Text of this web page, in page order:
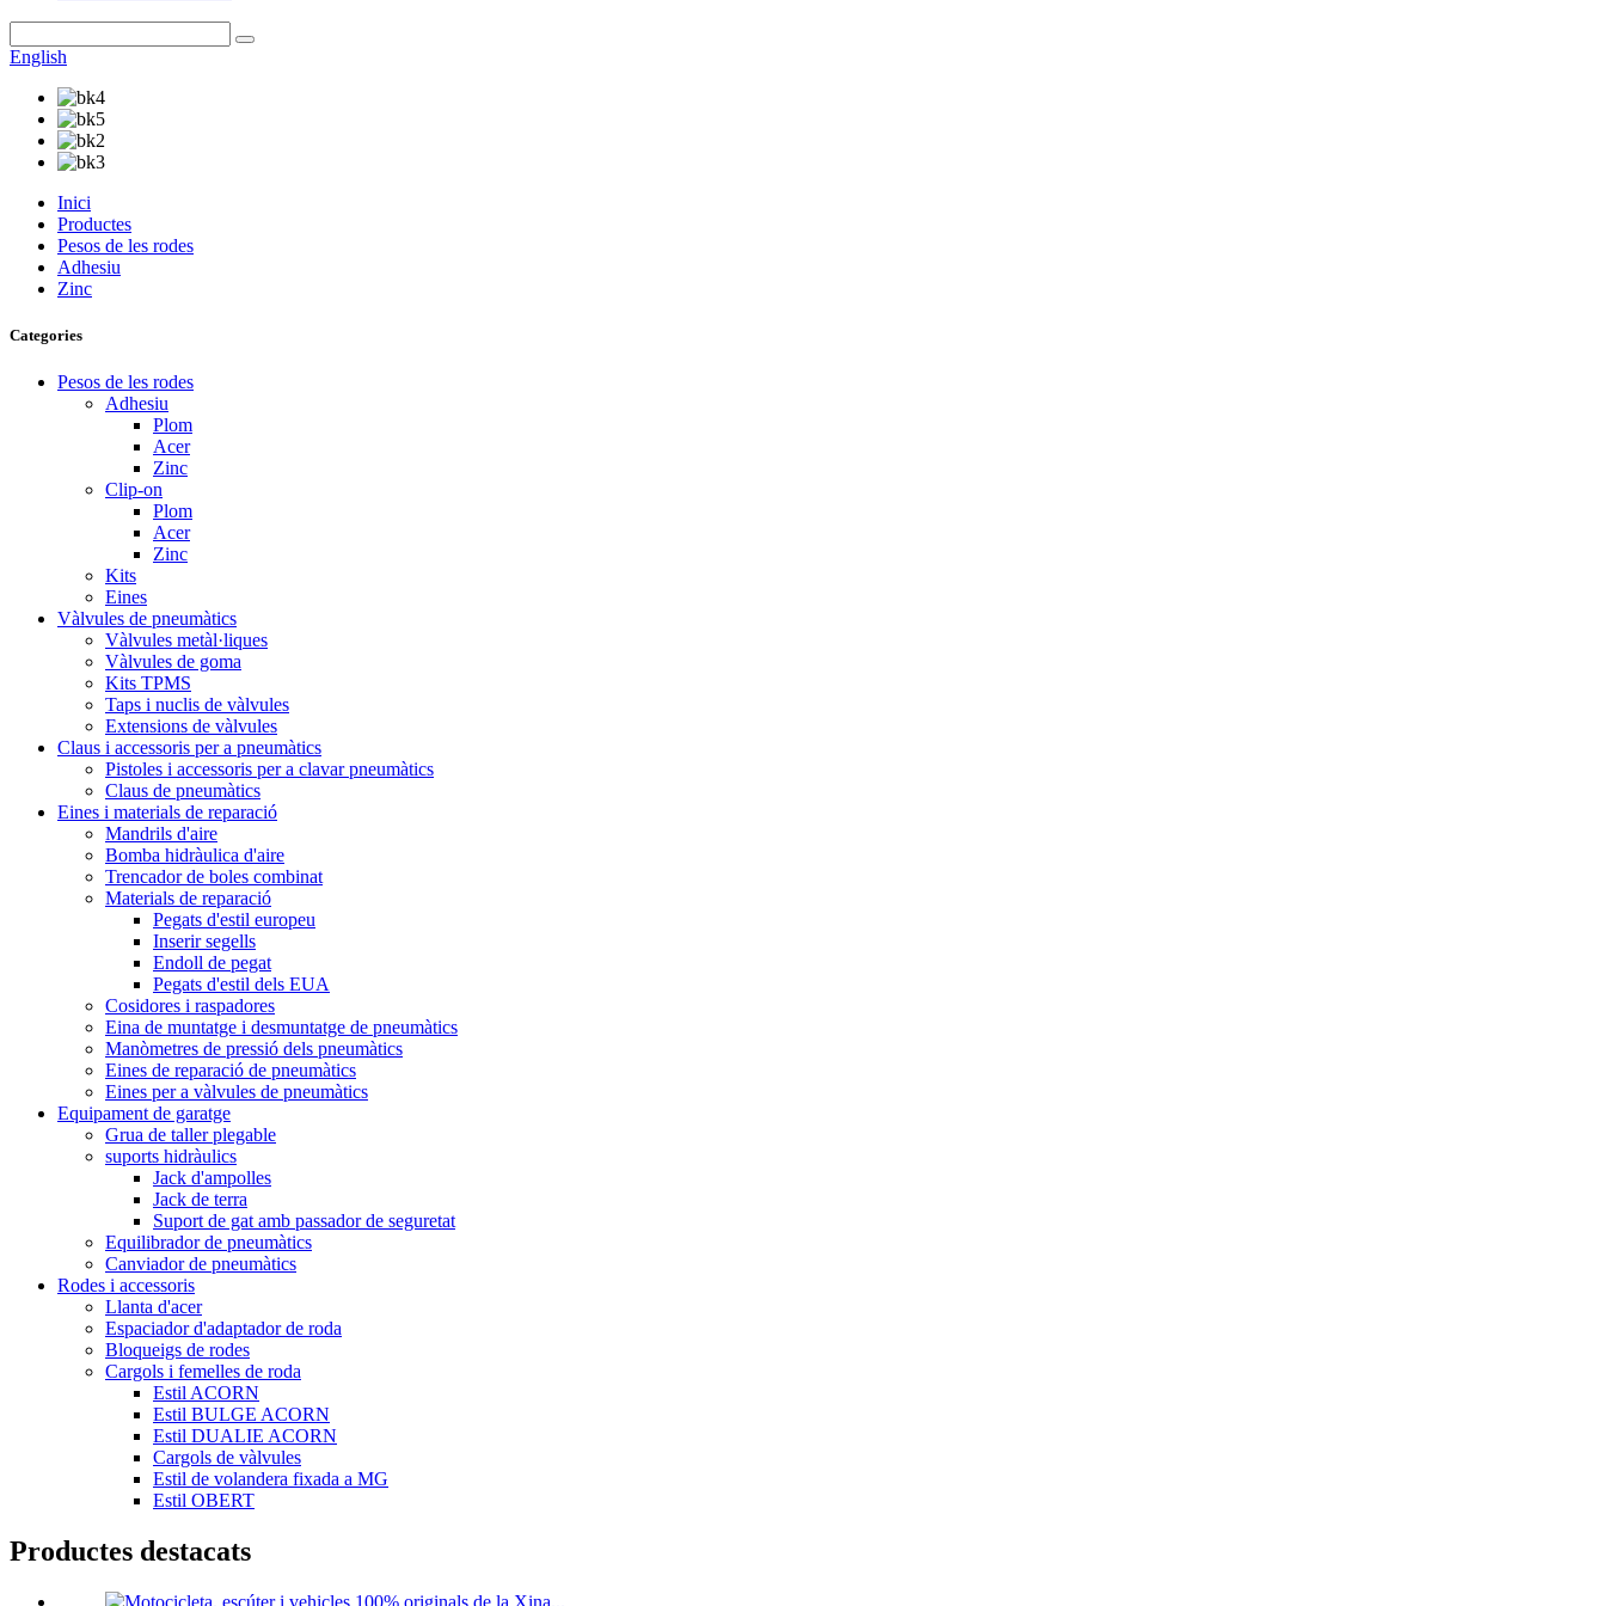
English
Inici
Productes
Pesos de les rodes
Adhesiu
Zinc
Categories
Pesos de les rodes
Adhesiu
Plom
Acer
Zinc
Clip-on
Plom
Acer
Zinc
Kits
Eines
Vàlvules de pneumàtics
Vàlvules metàl·liques
Vàlvules de goma
Kits TPMS
Taps i nuclis de vàlvules
Extensions de vàlvules
Claus i accessoris per a pneumàtics
Pistoles i accessoris per a clavar pneumàtics
Claus de pneumàtics
Eines i materials de reparació
Mandrils d'aire
Bomba hidràulica d'aire
Trencador de boles combinat
Materials de reparació
Pegats d'estil europeu
Inserir segells
Endoll de pegat
Pegats d'estil dels EUA
Cosidores i raspadores
Eina de muntatge i desmuntatge de pneumàtics
Manòmetres de pressió dels pneumàtics
Eines de reparació de pneumàtics
Eines per a vàlvules de pneumàtics
Equipament de garatge
Grua de taller plegable
suports hidràulics
Jack d'ampolles
Jack de terra
Suport de gat amb passador de seguretat
Equilibrador de pneumàtics
Canviador de pneumàtics
Rodes i accessoris
Llanta d'acer
Espaciador d'adaptador de roda
Bloqueigs de rodes
Cargols i femelles de roda
Estil ACORN
Estil BULGE ACORN
Estil DUALIE ACORN
Cargols de vàlvules
Estil de volandera fixada a MG
Estil OBERT
Productes destacats